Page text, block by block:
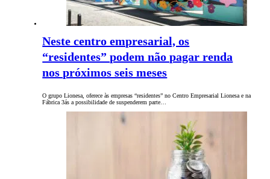
Neste centro empresarial, os
“residentes” podem não pagar renda
nos próximos seis meses
O grupo Lionesa, oferece às empresas “residentes” no Centro Empresarial Lionesa e na
Fábrica 3ás a possibilidade de suspenderem parte…